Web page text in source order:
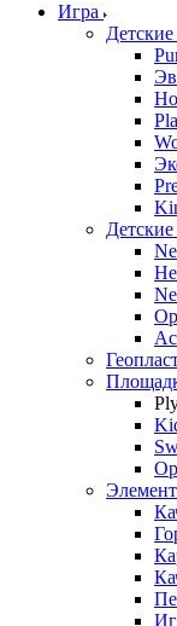
Игра